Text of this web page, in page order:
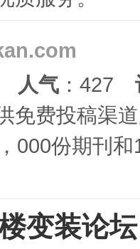
人气 ：427
免费投稿渠
000份期刊
变装论坛